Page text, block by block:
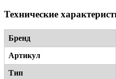
Технические
Бренд
Артикул
Тип